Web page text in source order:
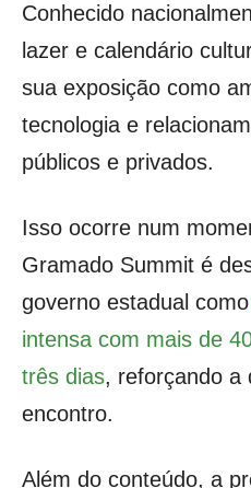
Conhecido
lazer e calendário
sua exposição como
tecnologia e
públicos e privados.
Isso ocorre num
Gramado Summit é
governo estadual como
intensa com mais de
três dias, reforçando a
encontro.
Além do conteúdo, a